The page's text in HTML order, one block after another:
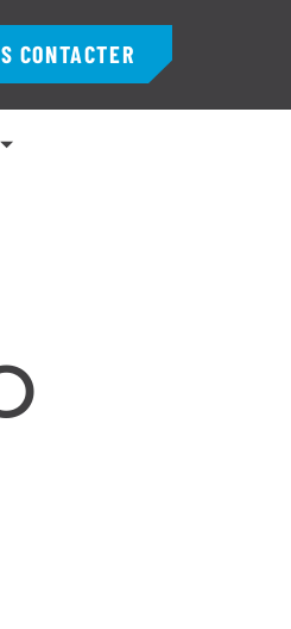
CONTACTER